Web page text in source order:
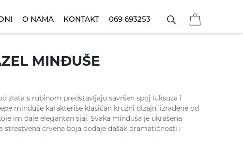
Poklon za sve prilike
O NAMA KONTAKT 069 693253
MINĐUŠE
zlata s rubinom predstavljaju savršen spoj luksuza i
minđuše karakteriše klasičan kružni dizajn, izrađene od
im daje elegantan sjaj. Svaka minđuša je ukrašena
strastvena crvena boja dodaje dašak dramatičnosti i